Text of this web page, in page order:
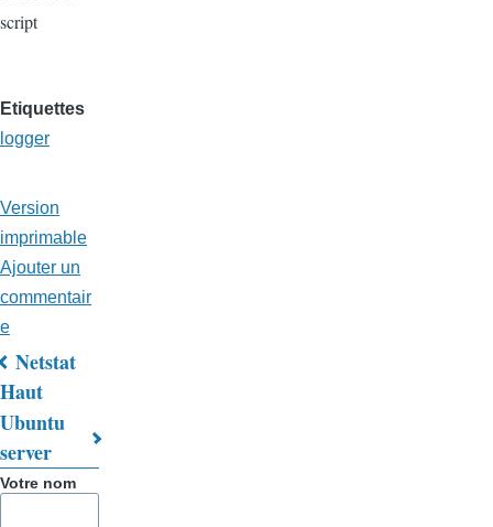
script
Etiquettes
logger
Version
imprimable
Ajouter un
commentair
e
Liens
transversaux
de
Netstat
Haut
Ubuntu
server
Votre nom